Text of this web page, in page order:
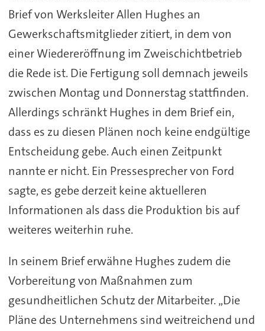
Brief von Werksleiter Allen Hughes an
Gewerkschaftsmitglieder zitiert, in dem von
einer Wiedereröffnung im Zweischichtbetrieb
die Rede ist. Die Fertigung soll demnach jeweils
zwischen Montag und Donnerstag stattfinden.
Allerdings schränkt Hughes in dem Brief ein,
dass es zu diesen Plänen noch keine endgültige
Entscheidung gebe. Auch einen Zeitpunkt
nannte er nicht. Ein Pressesprecher von Ford
sagte, es gebe derzeit keine aktuelleren
Informationen als dass die Produktion bis auf
weiteres weiterhin ruhe.
In seinem Brief erwähne Hughes zudem die
Vorbereitung von Maßnahmen zum
gesundheitlichen Schutz der Mitarbeiter. „Die
Pläne des Unternehmens sind weitreichend und